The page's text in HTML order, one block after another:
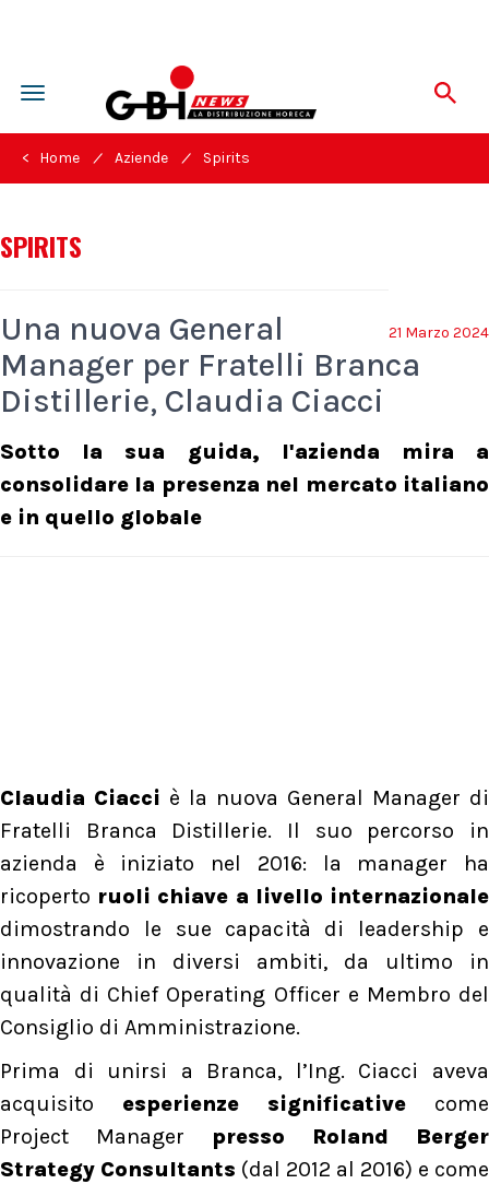
Toggle
navigation
< Home / Aziende / Spirits
SPIRITS
21 Marzo 2024
Una nuova General
Manager per Fratelli Branca
Distillerie, Claudia Ciacci
Sotto la sua guida, l'azienda mira a
consolidare la presenza nel mercato italiano
e in quello globale
Claudia Ciacci è la nuova General Manager di
Fratelli Branca Distillerie. Il suo percorso in
azienda è iniziato nel 2016: la manager ha
ricoperto ruoli chiave a livello internazionale
dimostrando le sue capacità di leadership e
innovazione in diversi ambiti, da ultimo in
qualità di Chief Operating Officer e Membro del
Consiglio di Amministrazione.
Prima di unirsi a Branca, l’Ing. Ciacci aveva
acquisito esperienze significative come
Project Manager presso Roland Berger
Strategy Consultants (dal 2012 al 2016) e come